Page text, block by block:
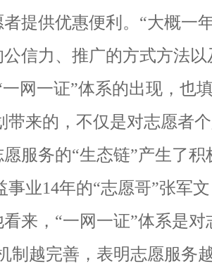
提供优惠便利。“大概一
公信力、推广的方式方法
一网一证”体系的出现，也
带来的，不仅是对志愿者
服务的“生态链”产生了积
事业14年的“志愿哥”张军
来，“一网一证”体系是
制越完善，表明志愿服务